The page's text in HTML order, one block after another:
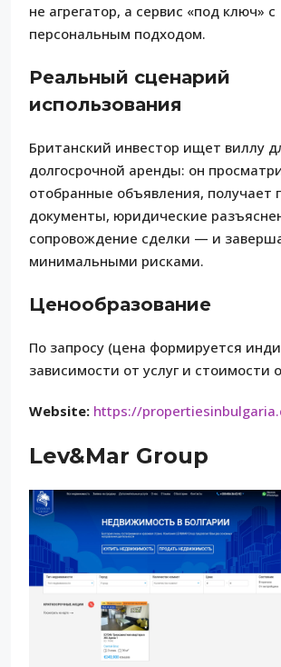
не агрегатор, а сервис «под ключ» с
персональным подходом.
Реальный сценарий
использования
Британский инвестор ищет виллу
долгосрочной аренды: он
отобранные объявления, получает
документы, юридические
сопровождение сделки — и
минимальными рисками.
Ценообразование
По запросу (цена формируется
зависимости от услуг и стоимости
Website: https://
Lev&Mar Group